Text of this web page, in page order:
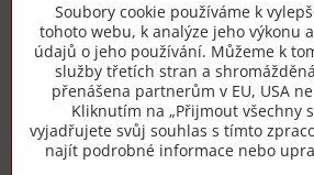
+420 775 973 319
info​@zipzop​.cz
Objednávky
Soubory cookie používáme k
tohoto webu, k analýze jeho výkonu
údajů o jeho používání. Můžeme k
služby třetích stran a
přenášena partnerům v EU, USA
Kliknutím na „Přijmout všechny
vyjadřujete svůj souhlas s tímto
najít podrobné informace nebo